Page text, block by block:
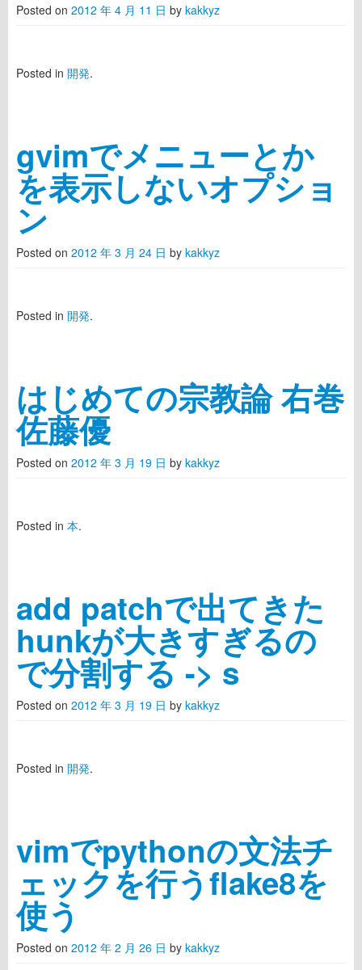
Posted on 2012 年 4 月 11 日 by kakkyz
Posted in 開発.
gvimでメニューとか
を表示しないオプショ
ン
Posted on 2012 年 3 月 24 日 by kakkyz
Posted in 開発.
はじめての宗教論 右巻
佐藤優
Posted on 2012 年 3 月 19 日 by kakkyz
Posted in 本.
add patchで出てきた
hunkが大きすぎるの
で分割する -> s
Posted on 2012 年 3 月 19 日 by kakkyz
Posted in 開発.
vimでpythonの文法チ
ェックを行うflake8を
使う
Posted on 2012 年 2 月 26 日 by kakkyz